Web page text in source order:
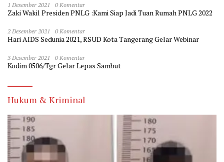
1 Desember 2021 0 Komentar
Zaki Wakil Presiden PNLG :Kami Siap Jadi Tuan Rumah PNLG 2022
2 Desember 2021 0 Komentar
Hari AIDS Sedunia 2021, RSUD Kota Tangerang Gelar Webinar
3 Desember 2021 0 Komentar
Kodim 0506/Tgr Gelar Lepas Sambut
Hukum & Kriminal